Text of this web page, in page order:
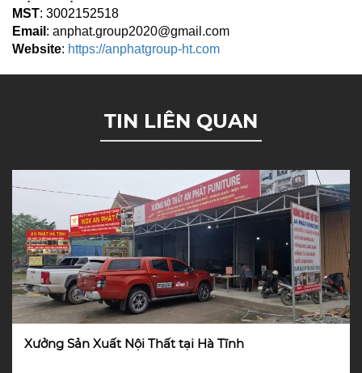
MST: 3002152518
Email : anphat.group2020@gmail.com
Website: https://anphatgroup-ht.com
TIN LIÊN QUAN
Xưởng Sản Xuất Nội Thất tại Hà Tĩnh